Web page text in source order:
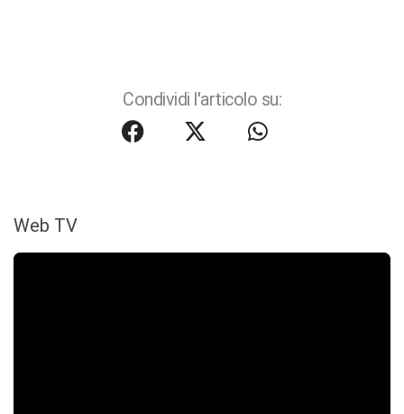
Condividi l'articolo su:
Web TV